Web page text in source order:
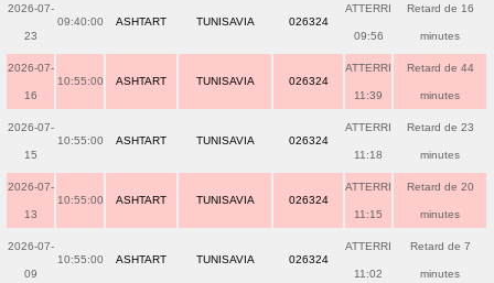
2026-07-
23
09:40:00 ASHTART TUNISAVIA 026324
ATTERRI
09:56
Retard de 16
minutes
2026-07-
16
10:55:00 ASHTART TUNISAVIA 026324
ATTERRI
11:39
Retard de 44
minutes
2026-07-
15
10:55:00 ASHTART TUNISAVIA 026324
ATTERRI
11:18
Retard de 23
minutes
2026-07-
13
10:55:00 ASHTART TUNISAVIA 026324
ATTERRI
11:15
Retard de 20
minutes
2026-07-
09
10:55:00 ASHTART TUNISAVIA 026324
ATTERRI
11:02
Retard de 7
minutes